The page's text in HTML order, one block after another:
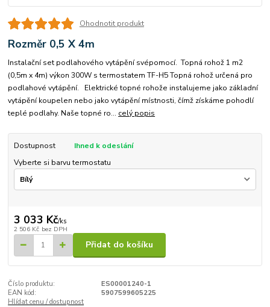
Ohodnotit produkt
Rozměr 0,5 X 4m
Instalační set podlahového vytápění svépomocí. Topná rohož 1 m2
(0,5m x 4m) výkon 300W s termostatem TF-H5 Topná rohož určená pro
podlahové vytápění. Elektrické topné rohože instalujeme jako základní
vytápění koupelen nebo jako vytápění místnosti, čímž získáme pohodlí
teplé podlahy. Naše topné ro... celý popis
Dostupnost
Ihned k odeslání
Vyberte si barvu termostatu
3 033 Kč/ks
2 506 Kč bez DPH
Přidat do košíku
Číslo produktu:
ES00001240-1
EAN kód:
5907599605225
Hlídat cenu / dostupnost